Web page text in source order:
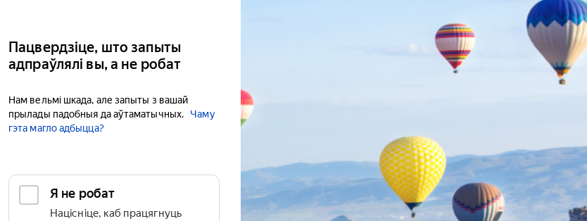
Пацвердзіце, што запыты
адпраўлялі вы, а не робат
Нам вельмі шкада, але запыты з вашай
прылады падобныя да аўтаматычных.
Чаму
гэта магло адбыцца?
Я не робат
Націсніце, каб працягнуць